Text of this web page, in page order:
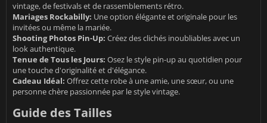
vintage, de festivals et de rassemblements rétro.
Mariages Rockabilly: Une option élégante et originale pour les
invitées ou même la mariée.
Shooting Photos Pin-Up: Créez des clichés inoubliables avec un
look authentique.
Tenue de Tous les Jours: Osez le style pin-up au quotidien pour
une touche d'originalité et d'élégance.
Cadeau Idéal: Offrez cette robe à une amie, une sœur, ou une
personne chère passionnée par le style vintage.
Guide des Tailles